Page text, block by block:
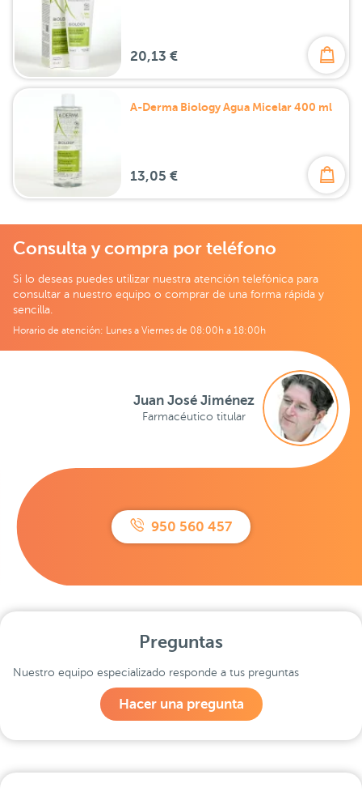
20,13 €
A-Derma Biology Agua Micelar 400 ml
13,05 €
Consulta y compra por teléfono
Si lo deseas puedes utilizar nuestra atención telefónica para
consultar a nuestro equipo o comprar de una forma rápida y
sencilla.
Horario de atención: Lunes a Viernes de 08:00h a 18:00h
950 560 457
Juan José Jiménez
Farmacéutico titular
Preguntas
Nuestro equipo especializado responde a tus preguntas
Hacer una pregunta